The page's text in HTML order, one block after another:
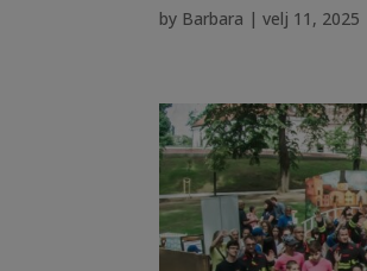
by Barbara |velj 11, 2025